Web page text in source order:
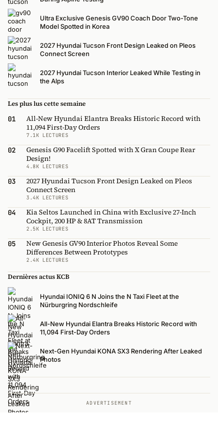
Ultra Exclusive Genesis GV90 Coach Door Two-Tone
Model Spotted in Korea
2027 Hyundai Tucson Front Design Leaked on Pleos
Connect Screen
2027 Hyundai Tucson Interior Leaked While Testing in
the Alps
Les plus lus cette semaine
01
All-New Hyundai Elantra Breaks Historic Record with
11,094 First-Day Orders
7.1K LECTURES
02
Genesis G90 Facelift Spotted with X Gran Coupe Rear
Design!
4.8K LECTURES
03
2027 Hyundai Tucson Front Design Leaked on Pleos
Connect Screen
3.4K LECTURES
04
Kia Seltos Launched in China with Exclusive 27-Inch
Cockpit, 200 HP & 8AT Transmission
2.5K LECTURES
05
New Genesis GV90 Interior Photos Reveal Some
Differences Between Prototypes
2.4K LECTURES
Dernières actus KCB
Hyundai IONIQ 6 N Joins the N Taxi Fleet at the
Nürburgring Nordschleife
All-New Hyundai Elantra Breaks Historic Record with
11,094 First-Day Orders
Next-Gen Hyundai KONA SX3 Rendering After Leaked
Photos
ADVERTISEMENT